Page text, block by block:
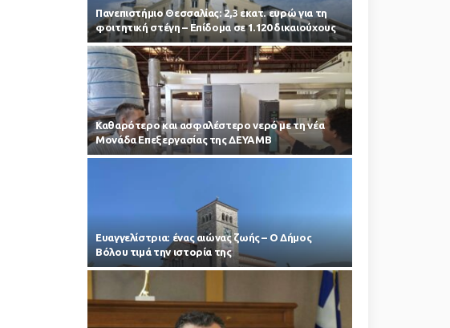
Πανεπιστήμιο Θεσσαλίας: 2,3 εκατ. ευρώ για τη
φοιτητική στέγη – Επίδομα σε 1.120 δικαιούχους
Καθαρότερο και ασφαλέστερο νερό με τη νέα
Μονάδα Επεξεργασίας της ΔΕΥΑΜΒ
Ευαγγελίστρια: ένας αιώνας ζωής – Ο Δήμος
Βόλου τιμά την ιστορία της